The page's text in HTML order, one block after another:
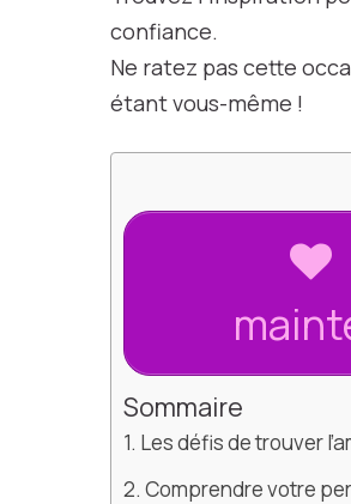
confiance.
Ne ratez pas cette
étant vous-même !
Sommaire
Les défis de trouver
Comprendre votre